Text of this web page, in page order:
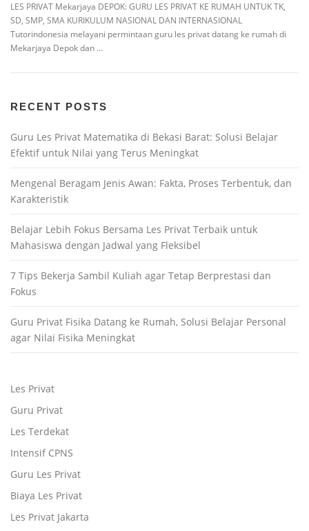
LES PRIVAT Mekarjaya DEPOK: GURU LES PRIVAT KE RUMAH UNTUK TK,
SD, SMP, SMA KURIKULUM NASIONAL DAN INTERNASIONAL
Tutorindonesia melayani permintaan guru les privat datang ke rumah di
Mekarjaya Depok dan …
RECENT POSTS
Guru Les Privat Matematika di Bekasi Barat: Solusi Belajar
Efektif untuk Nilai yang Terus Meningkat
Mengenal Beragam Jenis Awan: Fakta, Proses Terbentuk, dan
Karakteristik
Belajar Lebih Fokus Bersama Les Privat Terbaik untuk
Mahasiswa dengan Jadwal yang Fleksibel
7 Tips Bekerja Sambil Kuliah agar Tetap Berprestasi dan
Fokus
Guru Privat Fisika Datang ke Rumah, Solusi Belajar Personal
agar Nilai Fisika Meningkat
Les Privat
Guru Privat
Les Terdekat
Intensif CPNS
Guru Les Privat
Biaya Les Privat
Les Privat Jakarta